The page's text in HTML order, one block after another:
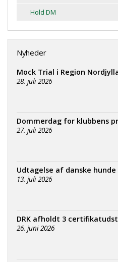
Hold DM
Nyheder
Mock Trial i Region
28. juli 2026
Dommerdag for klubbens
27. juli 2026
Udtagelse af danske hunde
13. juli 2026
DRK afholdt 3
26. juni 2026